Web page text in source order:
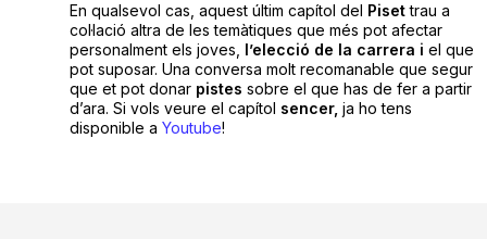
En qualsevol cas, aquest últim capítol del Pisettrau a
col·lació altra de les temàtiques que més pot afectar
personalment els joves, l’elecció de la carrera i el que
pot suposar. Una conversa molt recomanable que segur
que et pot donar pistes sobre el que has de fer a partir
d’ara. Si vols veure el capítol sencer, ja ho tens
disponible a Youtube!